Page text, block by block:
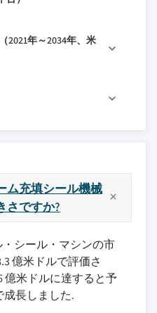
イアンス要件
2021年～2034年、米
ム充填シール機械
さですか?
シール・マシンの市
億米ドルで評価さ
億米ドルに達すると予
成長しました.